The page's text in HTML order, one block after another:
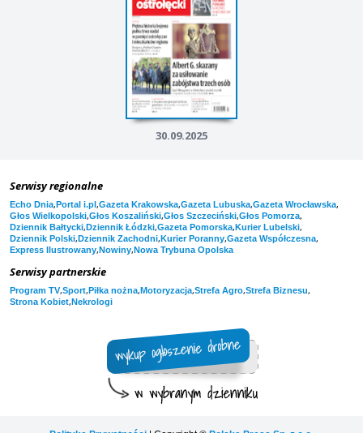
30.09.2025
Serwisy regionalne
Echo Dnia,Portal i.pl,Gazeta Krakowska,Gazeta Lubuska,Gazeta Wrocławska,
Głos Wielkopolski,Głos Koszaliński,Głos Szczeciński,Głos Pomorza,
Dziennik Bałtycki,Dziennik Łódzki,Gazeta Pomorska,Kurier Lubelski,
Dziennik Polski,Dziennik Zachodni,Kurier Poranny,Gazeta Współczesna,
Express Ilustrowany,Nowiny,Nowa Trybuna Opolska
Serwisy partnerskie
Program TV,Sport,Piłka nożna,Motoryzacja,Strefa Agro,Strefa Biznesu,
Strona Kobiet,Nekrologi